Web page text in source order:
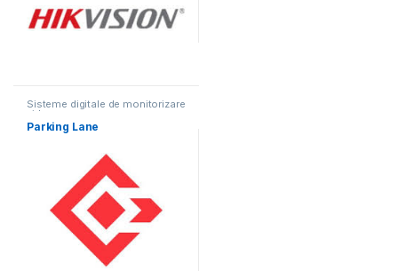
Sisteme digitale de monitorizare
video
Parking Lane